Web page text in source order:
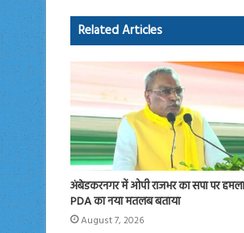
oko
n
Related Articles
अंबेडकरनगर में ओपी राजभर का सपा पर
PDA का नया मतलब बताया
August 7, 2026